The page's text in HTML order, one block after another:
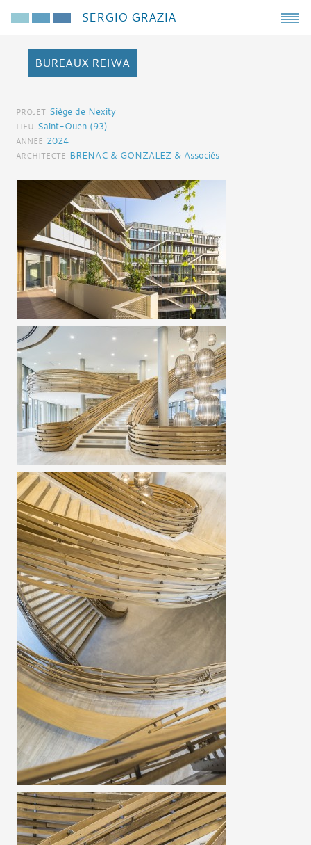
SERGIO GRAZIA
BUREAUX REIWA
PROJET Siège de Nexity
LIEU Saint-Ouen (93)
ANNEE 2024
ARCHITECTE BRENAC & GONZALEZ & Associés